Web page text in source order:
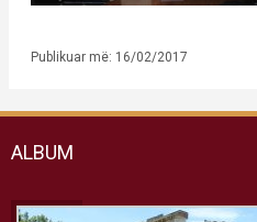
Publikuar më: 16/02/2017
ALBUM